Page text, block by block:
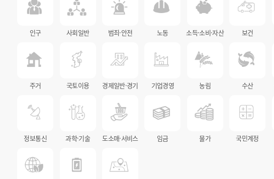
인구 사회일반 범죄·안전 노동 소득·소비·자산 보건
주거 국토이용 경제일반·경기 기업경영 농림 수산
정보통신 과학·기술 도소매·서비스 임금 물가 국민계정